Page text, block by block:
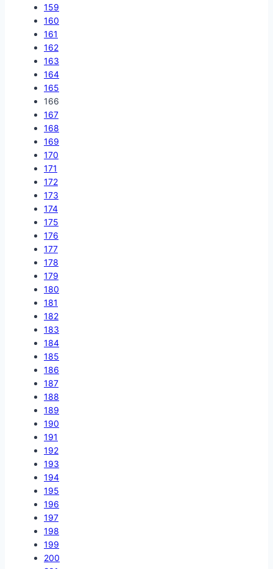
159
160
161
162
163
164
165
166
167
168
169
170
171
172
173
174
175
176
177
178
179
180
181
182
183
184
185
186
187
188
189
190
191
192
193
194
195
196
197
198
199
200